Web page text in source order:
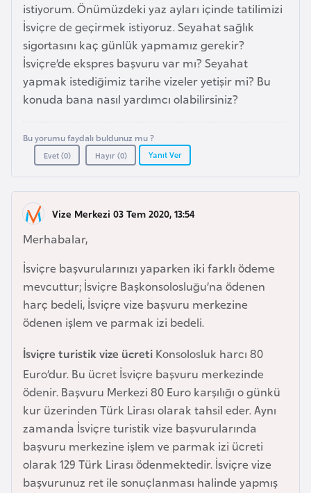
istiyorum. Önümüzdeki yaz ayları içinde tatilimizi
İsviçre de geçirmek istiyoruz. Seyahat sağlık
sigortasını kaç günlük yapmamız gerekir?
İsviçre’de ekspres başvuru var mı? Seyahat
yapmak istediğimiz tarihe vizeler yetişir mi? Bu
konuda bana nasıl yardımcı olabilirsiniz?
Bu yorumu faydalı buldunuz mu ?
Evet (0) Hayır (0) Yanıt Ver
Vize Merkezi 03 Tem 2020, 13:54
Merhabalar,
İsviçre başvurularınızı yaparken iki farklı ödeme
mevcuttur; İsviçre Başkonsolosluğu’na ödenen
harç bedeli, İsviçre vize başvuru merkezine
ödenen işlem ve parmak izi bedeli.
İsviçre turistik vize ücreti Konsolosluk harcı 80
Euro’dur. Bu ücret İsviçre başvuru merkezinde
ödenir. Başvuru Merkezi 80 Euro karşılığı o günkü
kur üzerinden Türk Lirası olarak tahsil eder. Aynı
zamanda İsviçre turistik vize başvurularında
başvuru merkezine işlem ve parmak izi ücreti
olarak 129 Türk Lirası ödenmektedir. İsviçre vize
başvurunuz ret ile sonuçlanması halinde yapmış
r
i
y
e
t
i
a
y
i
C
i
u
t
i
Ç
i
n